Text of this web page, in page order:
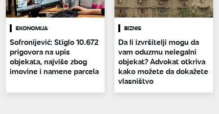
EKONOMIJA
Sofronijević: Stiglo 10.672
prigovora na upis
objekata, najviše zbog
imovine i namene parcela
BIZNIS
Da li izvršitelji mogu da
vam oduzmu nelegalni
objekat? Advokat otkriva
kako možete da dokažete
vlasništvo